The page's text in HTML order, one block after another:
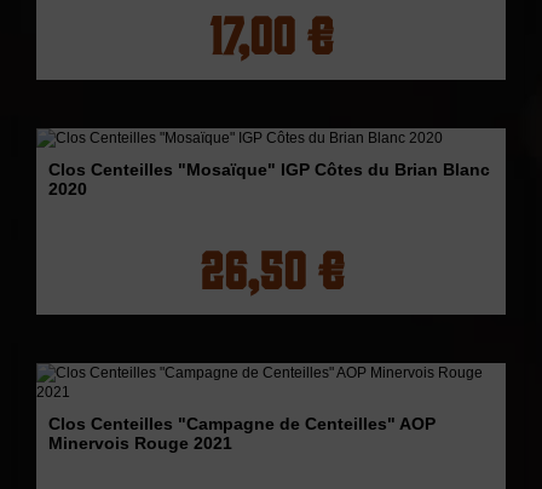
17,00 €
Clos Centeilles "Mosaïque" IGP Côtes du Brian Blanc
2020
26,50 €
Clos Centeilles "Campagne de Centeilles" AOP
Minervois Rouge 2021